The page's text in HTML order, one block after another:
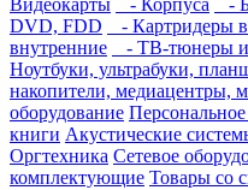
Видеокарты
- Корпуса -
DVD, FDD
- Картридеры
внутренние
- ТВ-тюнеры и
Ноутбуки, ультрабуки,
накопители, медиацентры,
оборудование
книги Акустические
Оргтехника Сетевое
комплектующие Товары со